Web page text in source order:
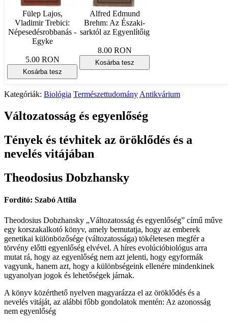
Fülep Lajos,
Vladimir Trebici:
Népesedésrobbanás -
Egyke
5.00 RON
Kosárba tesz
Alfred Edmund
Brehm: Az Északi-
sarktól az Egyenlítőig
8.00 RON
Kosárba tesz
Kategóriák: Biológia TermészettudományAntikvárium
Változatosság és egyenlőség
Tények és tévhitek az öröklődés és a
nevelés vitájában
Theodosius Dobzhansky
Fordító: Szabó Attila
Theodosius Dobzhansky „Változatosság és egyenlőség” című műve
egy korszakalkotó könyv, amely bemutatja, hogy az emberek
genetikai különbözősége (változatossága) tökéletesen megfér a
törvény előtti egyenlőség elvével. A híres evolúcióbiológus arra
mutat rá, hogy az egyenlőség nem azt jelenti, hogy egyformák
vagyunk, hanem azt, hogy a különbségeink ellenére mindenkinek
ugyanolyan jogok és lehetőségek járnak.
A könyv közérthető nyelven magyarázza el az öröklődés és a
nevelés vitáját, az alábbi főbb gondolatok mentén: Az azonosság
nem egyenlőség